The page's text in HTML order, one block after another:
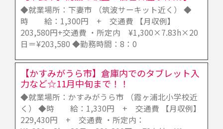
◆就業場所：下妻市 （筑波サーキット近く） ◆
時 給：1,300円 + 交通費 【月収例】
203,580円+交通費 ・所定内 ¥1,300×7.83h×20
日＝¥203,580 ◆勤務時間：8：0
【かすみがうら市】倉庫内でのタブレット入
力など☆11月中旬まで！！
◆就業場所：かすみがうら市 （霞ヶ浦北小学校近
く） ◆時 給：1,330円 + 交通費 【月収例】
229,430円 + 交通費 ・所定内：